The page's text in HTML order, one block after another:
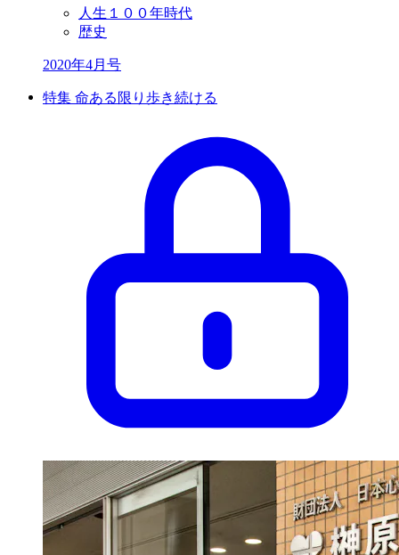
人生１００年時代
歴史
2020年4月号
特集 命ある限り歩き続ける